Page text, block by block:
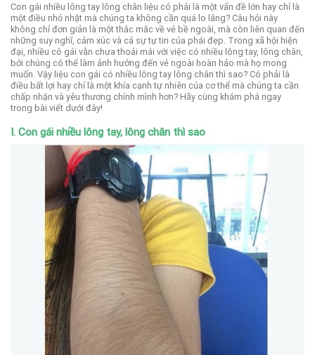
Con gái nhiều lông tay lông chân liệu có phải là một vấn đề lớn hay chỉ là
một điều nhỏ nhặt mà chúng ta không cần quá lo lắng? Câu hỏi này
không chỉ đơn giản là một thắc mắc về vẻ bề ngoài, mà còn liên quan đến
những suy nghĩ, cảm xúc và cả sự tự tin của phái đẹp. Trong xã hội hiện
đại, nhiều cô gái vẫn chưa thoải mái với việc có nhiều lông tay, lông chân,
bởi chúng có thể làm ảnh hưởng đến vẻ ngoài hoàn hảo mà họ mong
muốn. Vậy liệu con gái có nhiều lông tay lông chân thì sao? Có phải là
điều bất lợi hay chỉ là một khía cạnh tự nhiên của cơ thể mà chúng ta cần
chấp nhận và yêu thương chính mình hơn? Hãy cùng khám phá ngay
trong bài viết dưới đây!
I. Con gái nhiều lông tay, lông chân thì sao